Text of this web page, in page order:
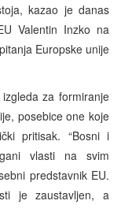
kazao je danas
Valentin Inzko na
Europske unije
za formiranje
posebice one koje
pritisak. “Bosni i
vlasti na svim
predstavnik EU.
je zaustavljen, a